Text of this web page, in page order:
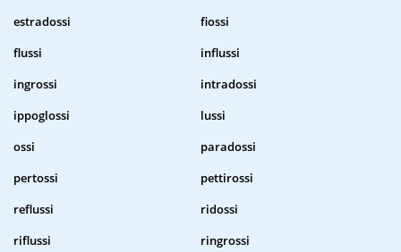
estradossi
fiossi
flussi
influssi
ingrossi
intradossi
ippoglossi
lussi
ossi
paradossi
pertossi
pettirossi
reflussi
ridossi
riflussi
ringrossi